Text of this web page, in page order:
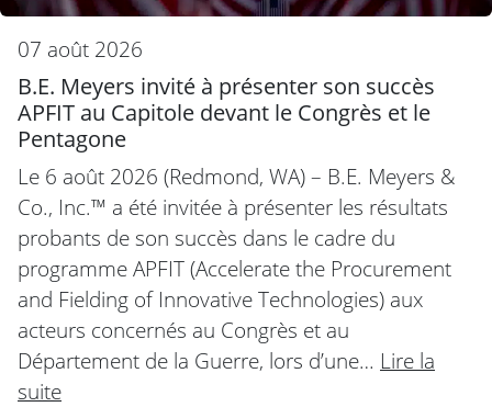
07 août 2026
B.E. Meyers invité à présenter son succès
APFIT au Capitole devant le Congrès et le
Pentagone
Le 6 août 2026 (Redmond, WA) – B.E. Meyers &
Co., Inc.™ a été invitée à présenter les résultats
probants de son succès dans le cadre du
programme APFIT (Accelerate the Procurement
and Fielding of Innovative Technologies) aux
acteurs concernés au Congrès et au
Département de la Guerre, lors d’une… Lire la
suite